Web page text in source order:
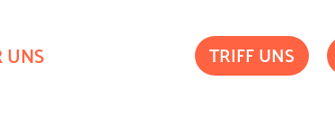
UNS TRIFF UNS